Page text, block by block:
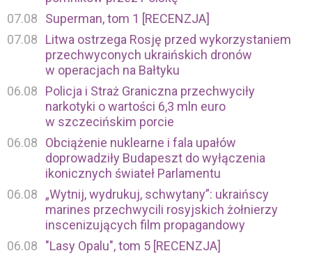
07.08
Superman, tom 1 [RECENZJA]
07.08
Litwa ostrzega Rosję przed wykorzystaniem
przechwyconych ukraińskich dronów
w operacjach na Bałtyku
06.08
Policja i Straż Graniczna przechwyciły
narkotyki o wartości 6,3 mln euro
w szczecińskim porcie
06.08
Obciążenie nuklearne i fala upałów
doprowadziły Budapeszt do wyłączenia
ikonicznych świateł Parlamentu
06.08
„Wytnij, wydrukuj, schwytany”: ukraińscy
marines przechwycili rosyjskich żołnierzy
inscenizujących film propagandowy
06.08
"Lasy Opalu", tom 5 [RECENZJA]